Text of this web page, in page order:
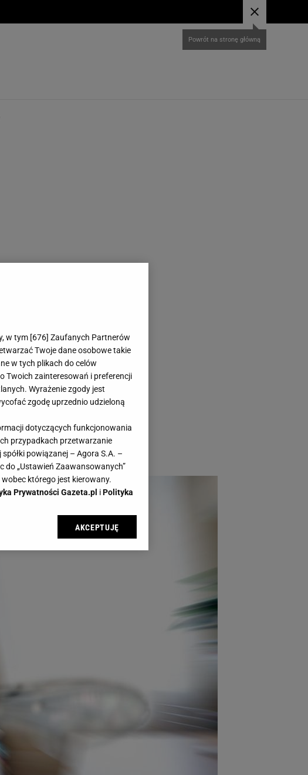
znacząco
czy wręcz
ze swojego wnętrza? Te
w tym [676] Zaufanych Partnerów
Twoje dane osobowe takie
w tych plikach do celów
Twoich zainteresowań i preferencji
Wyrażenie zgody jest
zgodę uprzednio udzieloną
dotyczących funkcjonowania
przypadkach przetwarzanie
powiązanej – Agora S.A. –
do „Ustawień Zaawansowanych”
którego jest kierowany.
Prywatności Gazeta.pl iPolityka
Gazeta.pl sp. z o.o., jej
przetwarzania danych poprzez
celach:
i treści, pomiar reklam i treści,
AKCEPTUJĘ